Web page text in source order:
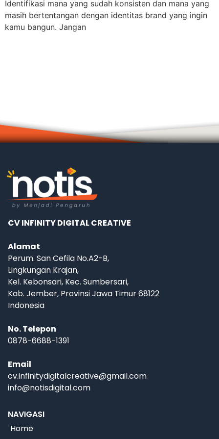
Identifikasi mana yang sudah konsisten dan mana yang
masih bertentangan dengan identitas brand yang ingin
kamu bangun. Jangan
CV INFINITY DIGITAL CREATIVE
Alamat
Perum. San Cefila No.A2-B,
Lingkungan Krajan,
Kel. Kebonsari, Kec. Sumbersari,
Kab. Jember, Provinsi Jawa Timur 68122
Indonesia
No. Telepon
0878-6688-1391
Email
cv.infinitydigitalcreative@gmail.com
info@notisdigital.com
NAVIGASI
Home